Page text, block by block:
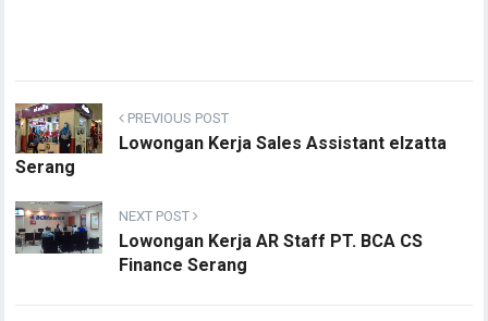
PREVIOUS POST
Lowongan Kerja Sales Assistant elzatta
Serang
NEXT POST
Lowongan Kerja AR Staff PT. BCA CS
Finance Serang